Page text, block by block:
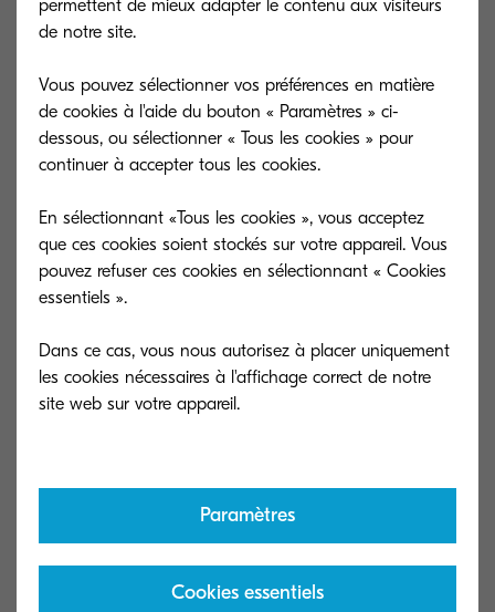
télécharger des documents à partir de son
espace pour les imprimer.
La solution s’assure de la sécurité des
documents et suit les utilisateurs grâce à un seul
login.
Néanmoins, pour les organisations qui
manipulent des données très sensibles ou qui ont
généralisé le BYOD (Bring your Own Device), il
peut être intéressant de recourir à un cloud privé
qui garantira un niveau encore supérieur de
sécurité.
Toutes les tailles d’entreprises peuvent avoir
recours à ce genre de plateformes, notamment les
Google
Onedrive* : marque déposée par Microsoft
permettent de mieux adapter le contenu aux visiteurs
de notre site.
Vous pouvez sélectionner vos préférences en matière
de cookies à l'aide du bouton « Paramètres » ci-
dessous, ou sélectionner « Tous les cookies » pour
continuer à accepter tous les cookies.
En sélectionnant «Tous les cookies », vous acceptez
que ces cookies soient stockés sur votre appareil. Vous
pouvez refuser ces cookies en sélectionnant « Cookies
essentiels ».
Dans ce cas, vous nous autorisez à placer uniquement
les cookies nécessaires à l'affichage correct de notre
Paramètres
Cookies essentiels